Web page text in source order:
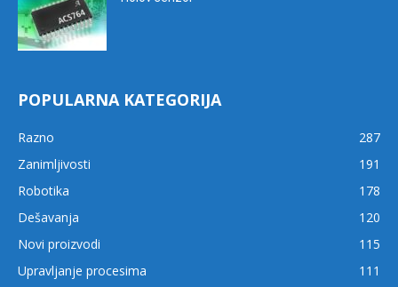
POPULARNA KATEGORIJA
Razno
287
Zanimljivosti
191
Robotika
178
Dešavanja
120
Novi proizvodi
115
Upravljanje procesima
111